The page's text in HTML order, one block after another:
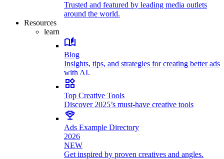
Trusted and featured by leading media outlets
around the world.
Resources
learn
Blog
Insights, tips, and strategies for creating better ads
with AI.
Top Creative Tools
Discover 2025’s must-have creative tools
Ads Example Directory
2026
NEW
Get inspired by proven creatives and angles.